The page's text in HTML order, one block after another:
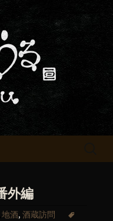
い地酒が飲
」のブロ
酒屋「一献う
せ
外編
地酒, 酒蔵訪問